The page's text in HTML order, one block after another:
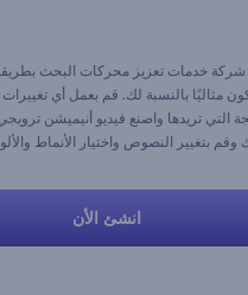
شركة خدمات تعزيز محركات البحث
مثاليًا بالنسبة لك. قم بعمل أي
التي تريدها واصنع فيديو أنيميشن
وقم بتغيير النصوص واختيار الأنماط
انشئ الأن